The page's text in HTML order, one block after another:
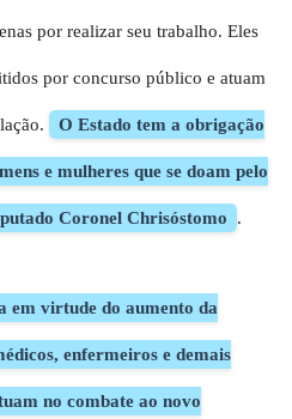
por realizar seu trabalho. Eles
por concurso público e atuam
O Estado tem a obrigação
e mulheres que se doam pelo
Coronel Chrisóstomo .
em virtude do aumento da
enfermeiros e demais
no combate ao novo